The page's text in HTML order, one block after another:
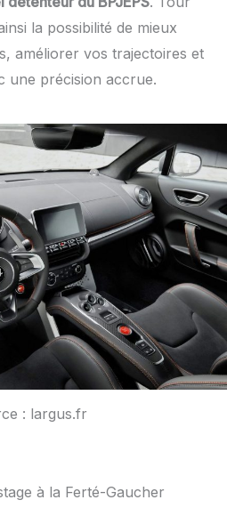
la possibilité de mieux
améliorer vos trajectoires et
une précision accrue.
: largus.fr
à la Ferté-Gaucher